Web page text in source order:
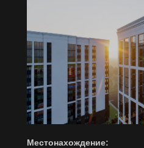
Местонахождение: